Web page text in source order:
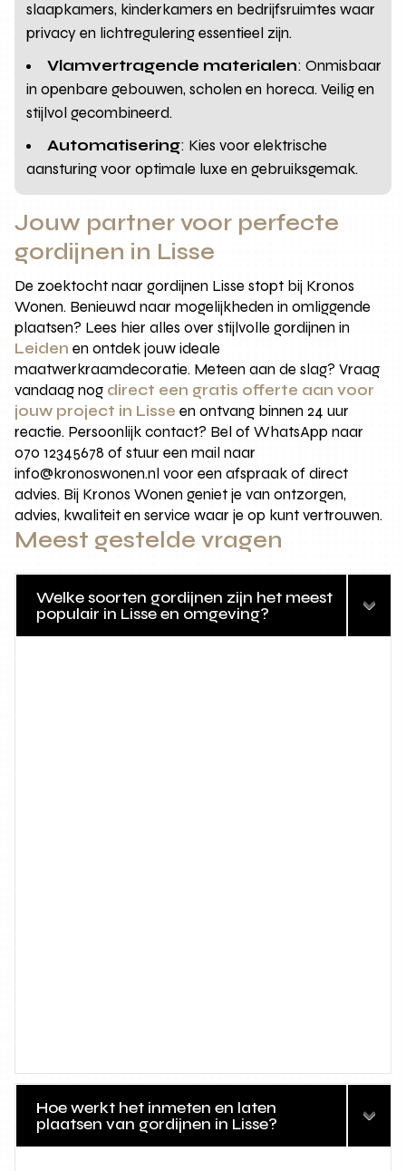
slaapkamers, kinderkamers en bedrijfsruimtes waar
privacy en lichtregulering essentieel zijn.
Vlamvertragende materialen: Onmisbaar
in openbare gebouwen, scholen en horeca. Veilig en
stijlvol gecombineerd.
Automatisering: Kies voor elektrische
aansturing voor optimale luxe en gebruiksgemak.
Jouw partner voor perfecte
gordijnen in Lisse
De zoektocht naar gordijnen Lisse stopt bij Kronos
Wonen. Benieuwd naar mogelijkheden in omliggende
plaatsen? Lees hier alles over stijlvolle gordijnen in
Leiden en ontdek jouw ideale
maatwerkraamdecoratie. Meteen aan de slag? Vraag
vandaag nog direct een gratis offerte aan voor
jouw project in Lisse en ontvang binnen 24 uur
reactie. Persoonlijk contact? Bel of WhatsApp naar
070 12345678 of stuur een mail naar
info@kronoswonen.nl voor een afspraak of direct
advies. Bij Kronos Wonen geniet je van ontzorgen,
advies, kwaliteit en service waar je op kunt vertrouwen.
Meest gestelde vragen
Welke soorten gordijnen zijn het meest
populair in Lisse en omgeving?
Hoe werkt het inmeten en laten
plaatsen van gordijnen in Lisse?